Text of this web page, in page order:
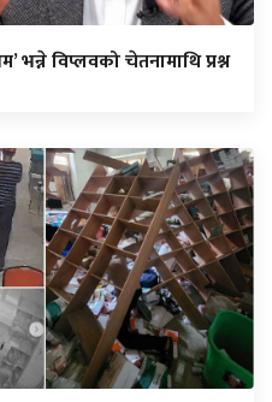
भन्ने विप्लवको चेतनामाथि प्रश्न